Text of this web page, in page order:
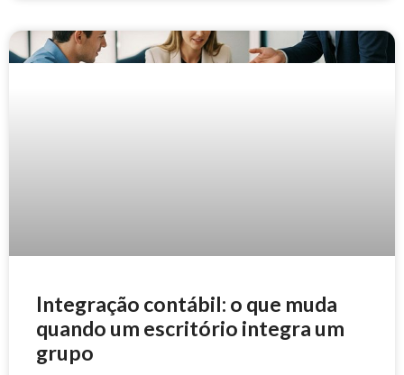
Integração contábil: o que muda
quando um escritório integra um
grupo